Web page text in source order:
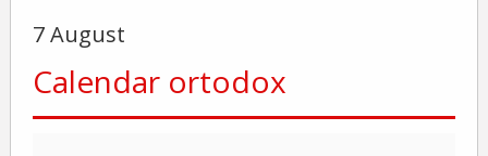
7 August
Calendar ortodox